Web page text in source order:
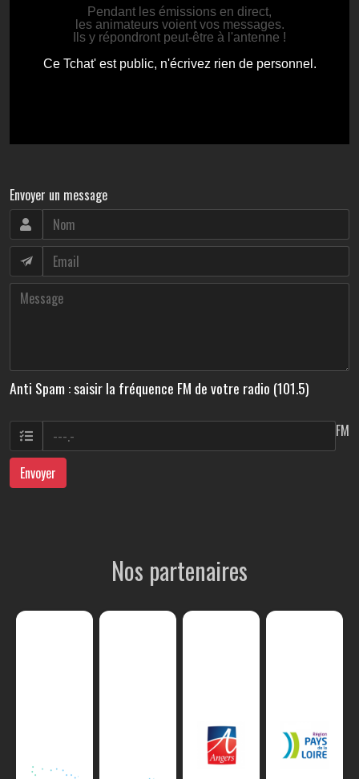
Envoyer un message
Anti Spam : saisir la fréquence FM de votre radio (101.5)
FM
Envoyer
Nos partenaires